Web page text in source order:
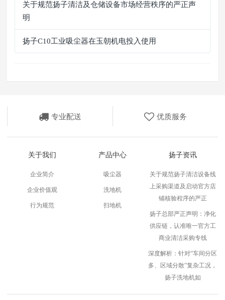
关于规范扬子清洁及仓储设备市场经营秩序的严正声
明
扬子C10工业吸尘器在玉朝机电投入使用
专业配送 优质服务
关于我们
企业简介
企业价值观
行为规范
产品中心
吸尘器
洗地机
扫地机
扬子资讯
关于规范扬子清洁设备线
上采购渠道及启动官方店
铺核验程序的严正
扬子总部严正声明：净化
供应链，认准唯一官方工
商业清洁采购专线
深度解析：针对“车间分区
多、区域分散”复杂工况，
扬子洗地机如